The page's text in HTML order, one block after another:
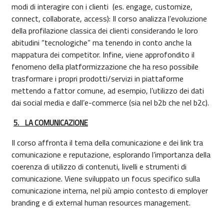
modi di interagire con i clienti (es. engage, customize,
connect, collaborate, access): Il corso analizza l’evoluzione
della profilazione classica dei clienti considerando le loro
abitudini “tecnologiche” ma tenendo in conto anche la
mappatura dei competitor. Infine, viene approfondito il
fenomeno della platformizzazione che ha reso possibile
trasformare i propri prodotti/servizi in piattaforme
mettendo a fattor comune, ad esempio, l’utilizzo dei dati
dai social media e dall’e-commerce (sia nel b2b che nel b2c).
5. LA COMUNICAZIONE
Il corso affronta il tema dellacomunicazione e dei link tra
comunicazione e reputazione, esplorando l’importanza della
coerenza di utilizzo di contenuti, livelli e strumenti di
comunicazione. Viene sviluppato un focus specifico sulla
comunicazione interna, nel più ampio contesto di employer
branding e di external human resources management.